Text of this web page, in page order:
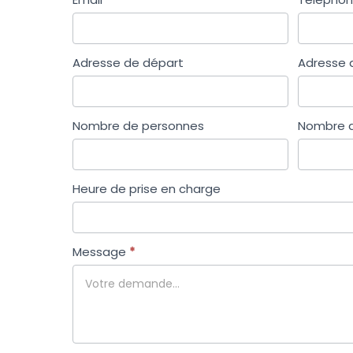
Adresse de départ Adresse
Nombre de personnes Nombre
Heure de prise en charge
Message *